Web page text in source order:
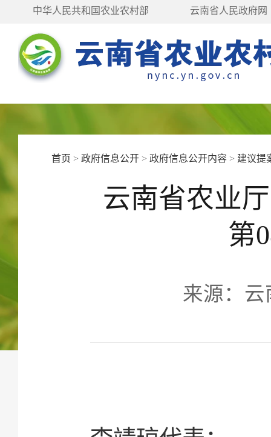
中华人民共和国农业农村部 云南省人民政府网
首页 >政府信息公开 >政府信息公开内容 > 建议提
云南省农业
第
来源：